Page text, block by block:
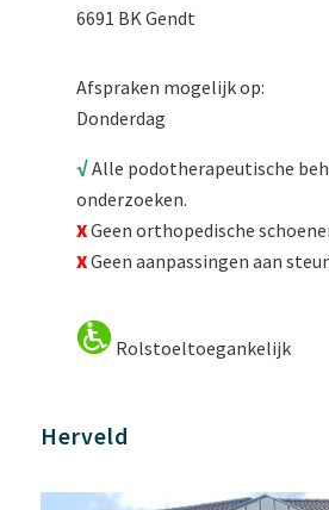
6691 BK Gendt
Afspraken mogelijk op:
Donderdag
√Alle podotherapeutische
onderzoeken.
XGeen orthopedische
XGeen aanpassingen aan
Rolstoeltoegankelijk
Herveld